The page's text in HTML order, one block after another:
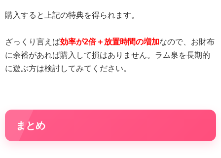
購入すると上記の特典を得られます。
ざっくり言えば効率が2倍＋放置時間の増加なので、お財布
に余裕があれば購入して損はありません。ラム泉を長期的
に遊ぶ方は検討してみてください。
まとめ